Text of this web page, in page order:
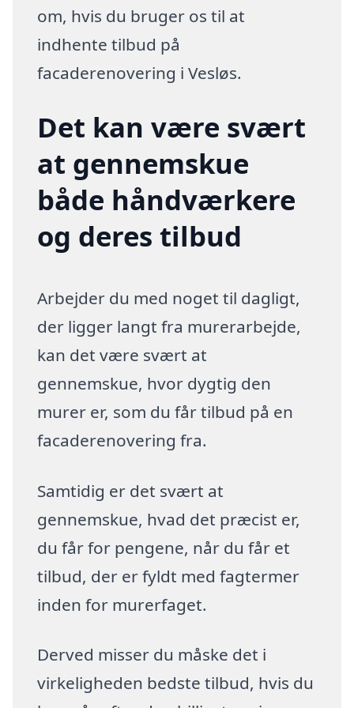
om, hvis du bruger os til at
indhente tilbud på
facaderenovering i Vesløs.
Det kan være svært
at gennemskue
både håndværkere
og deres tilbud
Arbejder du med noget til dagligt,
der ligger langt fra murerarbejde,
kan det være svært at
gennemskue, hvor dygtig den
murer er, som du får tilbud på en
facaderenovering fra.
Samtidig er det svært at
gennemskue, hvad det præcist er,
du får for pengene, når du får et
tilbud, der er fyldt med fagtermer
inden for murerfaget.
Derved misser du måske det i
virkeligheden bedste tilbud, hvis du